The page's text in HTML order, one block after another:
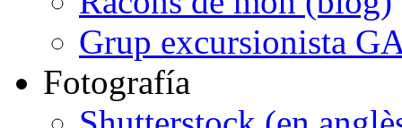
Grup excursionista
Fotografía